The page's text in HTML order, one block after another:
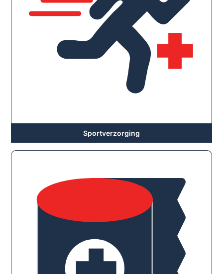
Sportverzorging